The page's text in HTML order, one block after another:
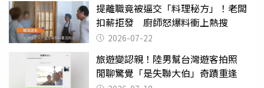
提離職竟被逼交「料理秘方」！老闆
扣薪拒發 廚師怒爆料衝上熱搜
2026-07-22
旅遊變認親！陸男幫台灣遊客拍照
閒聊驚覺「是失聯大伯」奇蹟重逢